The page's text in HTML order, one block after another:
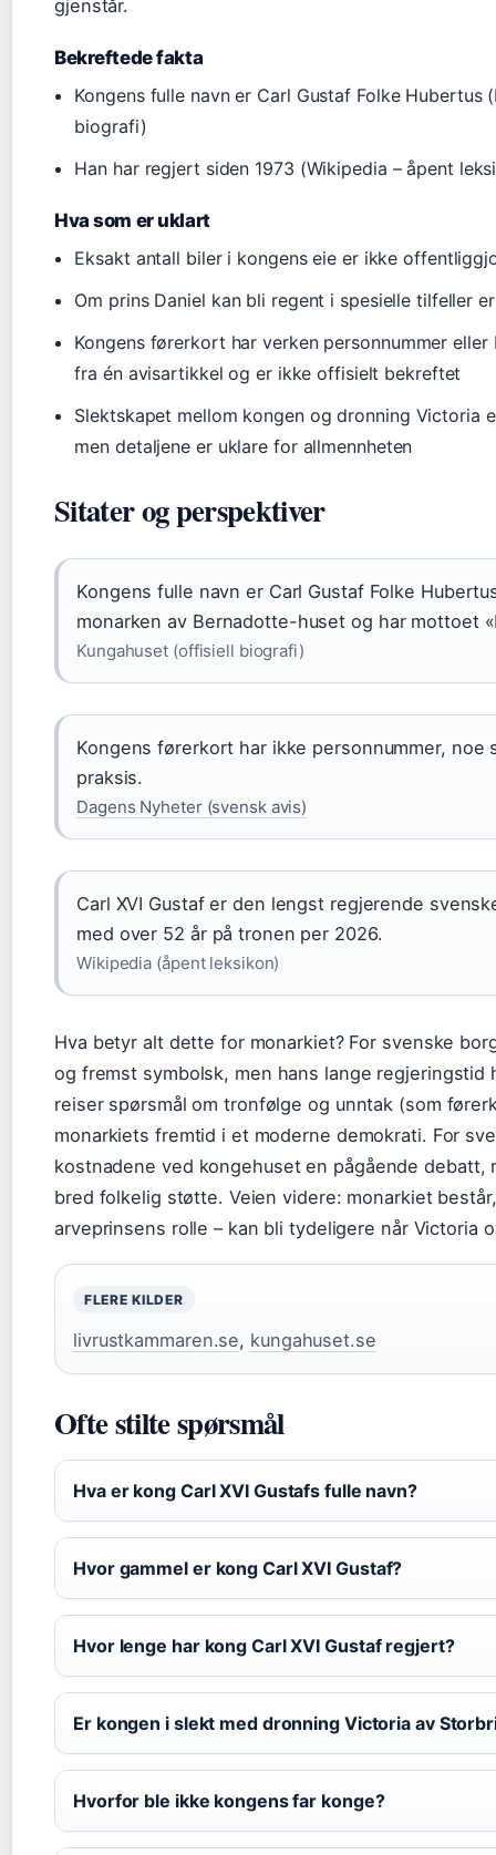
gjenstår.
Bekreftede fakta
Kongens fulle navn er Carl Gustaf Folke Hubertus
biografi)
Han har regjert siden 1973 (Wikipedia – åpent
Hva som er uklart
Eksakt antall biler i kongens eie er ikke
Om prins Daniel kan bli regent i spesielle tilfeller
Kongens førerkort har verken personnummer
fra én avisartikkel og er ikke offisielt bekreftet
Slektskapet mellom kongen og dronning Victoria
men detaljene er uklare for allmennheten
Sitater og perspektiver
Kongens fulle navn er Carl Gustaf Folke
monarken av Bernadotte-huset og har mottoet
Kungahuset (offisiell biografi)
Kongens førerkort har ikke personnummer, noe
praksis.
Dagens Nyheter (svensk avis)
Carl XVI Gustaf er den lengst regjerende
med over 52 år på tronen per 2026.
Wikipedia (åpent leksikon)
Hva betyr alt dette for monarkiet? For svenske
og fremst symbolsk, men hans lange regjeringstid
reiser spørsmål om tronfølge og unntak (som
monarkiets fremtid i et moderne demokrati. For
kostnadene ved kongehuset en pågående
bred folkelig støtte. Veien videre: monarkiet
arveprinsens rolle – kan bli tydeligere når Victoria
FLERE KILDER
livrustkammaren.se, kungahuset.se
Ofte stilte spørsmål
Hva er kong Carl XVI Gustafs fulle navn?
Hvor gammel er kong Carl XVI Gustaf?
Hvor lenge har kong Carl XVI Gustaf regjert?
Er kongen i slekt med dronning Victoria av
Hvorfor ble ikke kongens far konge?